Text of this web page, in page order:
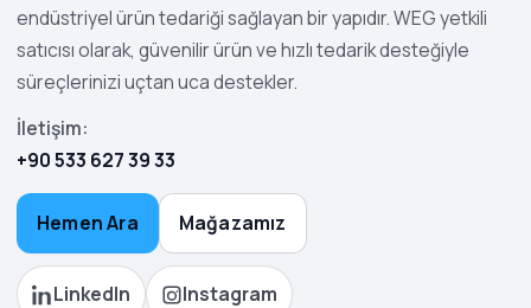
endüstriyel ürün tedariği sağlayan bir yapıdır. WEG yetkili
satıcısı olarak, güvenilir ürün ve hızlı tedarik desteğiyle
süreçlerinizi uçtan uca destekler.
İletişim:
+90 533 627 39 33
Hemen Ara Mağazamız
LinkedIn Instagram